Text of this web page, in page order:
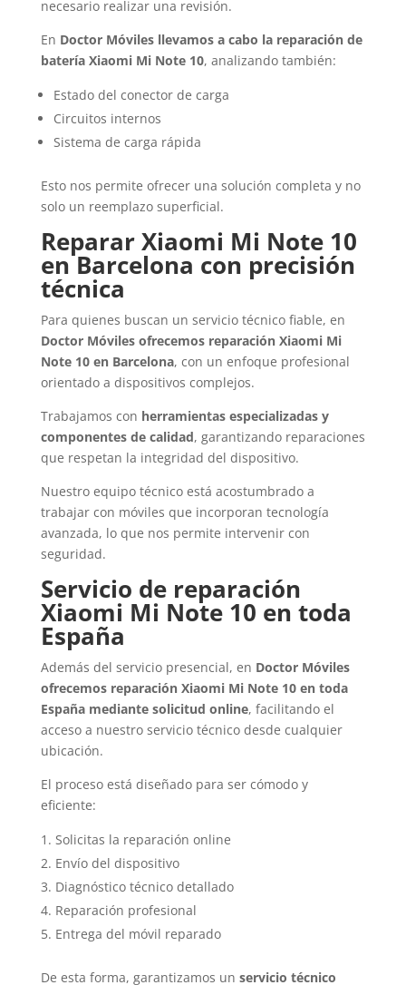
necesario realizar una revisión.
En Doctor Móviles llevamos a cabo la reparación de
batería Xiaomi Mi Note 10, analizando también:
Estado del conector de carga
Circuitos internos
Sistema de carga rápida
Esto nos permite ofrecer una solución completa y no
solo un reemplazo superficial.
Reparar Xiaomi Mi Note 10
en Barcelona con precisión
técnica
Para quienes buscan un servicio técnico fiable, en
Doctor Móviles ofrecemos reparación Xiaomi Mi
Note 10 en Barcelona, con un enfoque profesional
orientado a dispositivos complejos.
Trabajamos con herramientas especializadas y
componentes de calidad, garantizando reparaciones
que respetan la integridad del dispositivo.
Nuestro equipo técnico está acostumbrado a
trabajar con móviles que incorporan tecnología
avanzada, lo que nos permite intervenir con
seguridad.
Servicio de reparación
Xiaomi Mi Note 10 en toda
España
Además del servicio presencial, en Doctor Móviles
ofrecemos reparación Xiaomi Mi Note 10 en toda
España mediante solicitud online, facilitando el
acceso a nuestro servicio técnico desde cualquier
ubicación.
El proceso está diseñado para ser cómodo y
eficiente:
Solicitas la reparación online
Envío del dispositivo
Diagnóstico técnico detallado
Reparación profesional
Entrega del móvil reparado
De esta forma, garantizamos un servicio técnico